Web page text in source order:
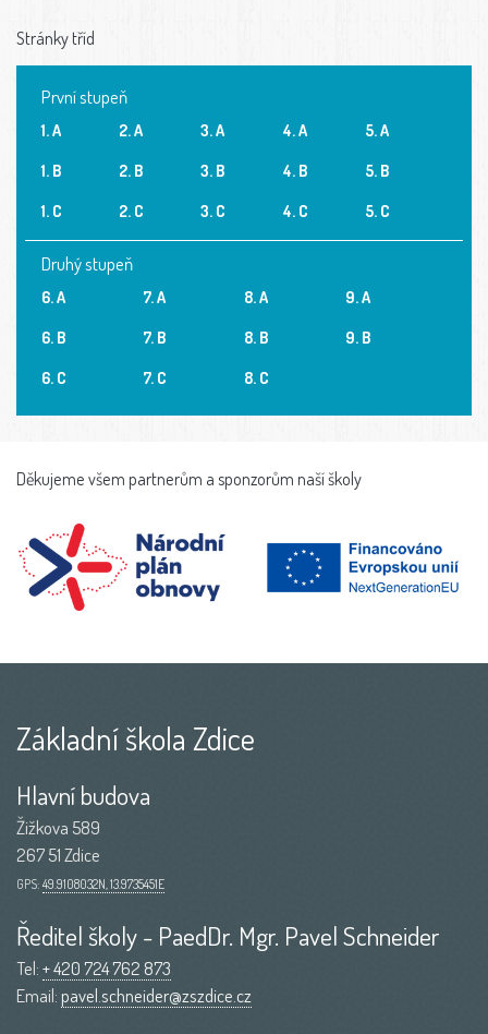
Stránky tříd
První stupeň
1. A
1. B
1. C
2. A
2. B
2. C
3. A
3. B
3. C
4. A
4. B
4. C
5. A
5. B
5. C
Druhý stupeň
6. A
6. B
6. C
7. A
7. B
7. C
8. A
8. B
8. C
9. A
9. B
Děkujeme všem partnerům a sponzorům naší školy
Základní škola Zdice
Hlavní budova
Žižkova 589
267 51 Zdice
GPS: 49.9108032N, 13.9735451E
Ředitel školy - PaedDr. Mgr. Pavel Schneider
Tel:+ 420 724 762 873
Email:pavel.schneider@zszdice.cz